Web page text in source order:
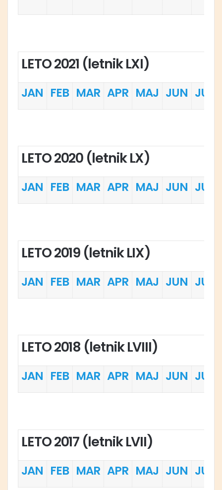
LETO 2021 (letnik LXI)
JAN FEB MAR APR MAJ JUN JUL
LETO 2020 (letnik LX)
JAN FEB MAR APR MAJ JUN JUL
LETO 2019 (letnik LIX)
JAN FEB MAR APR MAJ JUN JUL
LETO 2018 (letnik LVIII)
JAN FEB MAR APR MAJ JUN JUL
LETO 2017 (letnik LVII)
JAN FEB MAR APR MAJ JUN JUL